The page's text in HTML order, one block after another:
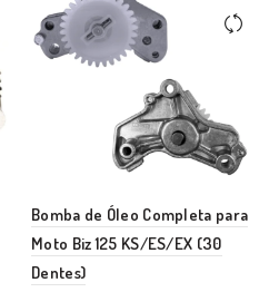
Bomba de Óleo Completa para
Moto Biz 125 KS/ES/EX (30
Dentes)